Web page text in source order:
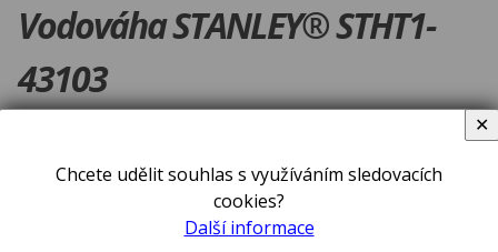
Vodováha STANLEY® STHT1-
43103
Chcete udělit souhlas s využíváním sledovacích
cookies?
Další informace
✕